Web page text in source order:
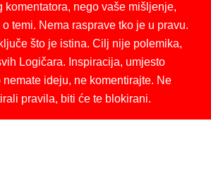
komentatora, nego vaše mišljenje,
temi. Nema rasprave tko je u pravu.
što je istina. Cilj nije polemika,
Logičara. Inspiracija, umjesto
nemate ideju, ne komentirajte. Ne
pravila, biti će te blokirani.